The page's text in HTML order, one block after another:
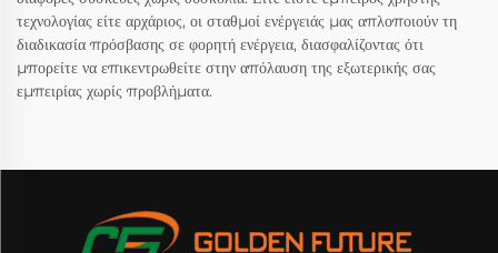
τεχνολογίας είτε αρχάριος, οι σταθμοί ενέργειάς μας απλοποιούν τη
διαδικασία πρόσβασης σε φορητή ενέργεια, διασφαλίζοντας ότι
μπορείτε να επικεντρωθείτε στην απόλαυση της εξωτερικής σας
εμπειρίας χωρίς προβλήματα.